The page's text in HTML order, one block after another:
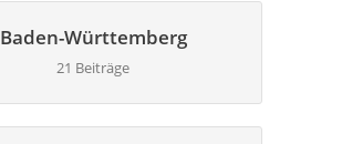
Baden-Württemberg
21 Beiträge